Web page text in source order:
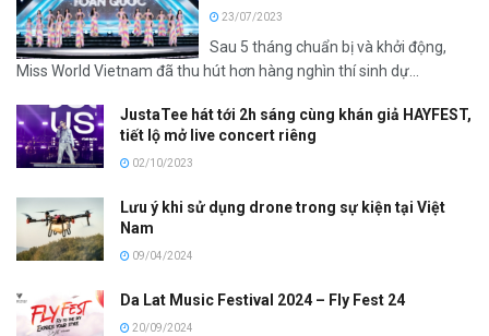
23/07/2023
Sau 5 tháng chuẩn bị và khởi động,
Miss World Vietnam đã thu hút hơn hàng nghìn thí sinh dự...
JustaTee hát tới 2h sáng cùng khán giả HAYFEST,
tiết lộ mở live concert riêng
02/10/2023
Lưu ý khi sử dụng drone trong sự kiện tại Việt
Nam
09/04/2024
Da Lat Music Festival 2024 – Fly Fest 24
20/09/2024